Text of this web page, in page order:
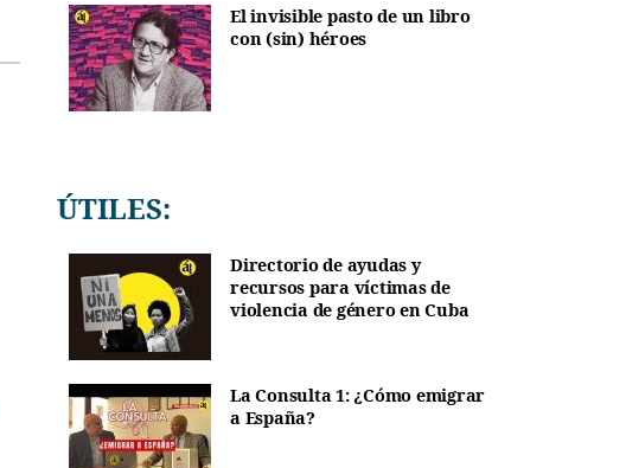
El invisible pasto de un libro
con (sin) héroes
ÚTILES:
Directorio de ayudas y
recursos para víctimas de
violencia de género en Cuba
La Consulta 1: ¿Cómo emigrar
a España?